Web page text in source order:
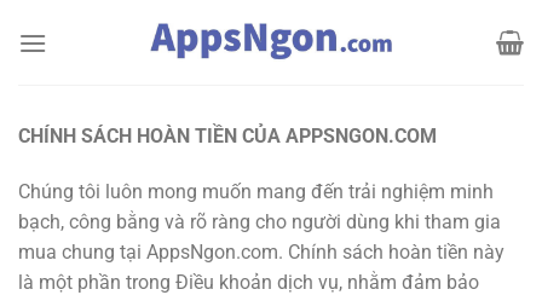
qua
CHÍNH SÁCH HOÀN TIỀN CỦA APPSNGON.COM
Chúng tôi luôn mong muốn mang đến trải nghiệm minh
bạch, công bằng và rõ ràng cho người dùng khi tham gia
mua chung tại AppsNgon.com. Chính sách hoàn tiền này
là một phần trong Điều khoản dịch vụ, nhằm đảm bảo